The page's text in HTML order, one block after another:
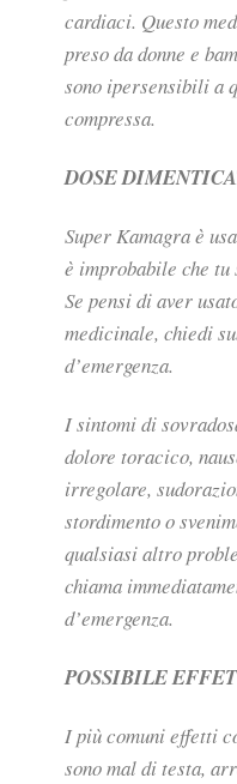
cardiaci. Questo
preso da donne e
sono ipersensibili a
compressa.
DOSE
Super Kamagra è
è improbabile che tu
Se pensi di aver
medicinale, chiedi
d’emergenza.
I sintomi di
dolore toracico,
irregolare,
stordimento o
qualsiasi altro
chiama
d’emergenza.
POSSIBILE
I più comuni effetti
sono mal di testa,